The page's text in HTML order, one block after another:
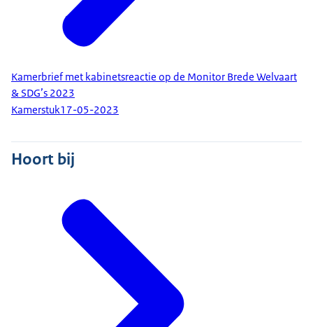
Kamerbrief met kabinetsreactie op de Monitor Brede Welvaart
& SDG’s 2023
Kamerstuk17-05-2023
Hoort bij